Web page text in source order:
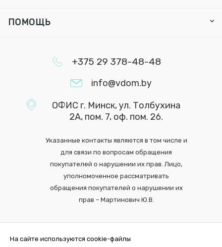
ПОМОЩЬ
+375 29 378-48-48
info@vdom.by
ОФИС г. Минск, ул. Толбухина
2А, пом. 7, оф. пом. 26.
Указанные контакты являются в том числе и
для связи по вопросам обращения
покупателей о нарушении их прав. Лицо,
уполномоченное рассматривать
обращения покупателей о нарушении их
прав – Мартинович Ю.В.
На сайте используются cookie-файлы